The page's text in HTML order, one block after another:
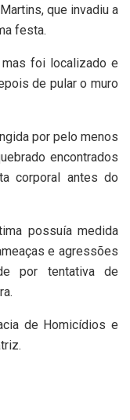
que invadiu a
festa.
foi localizado e
de pular o muro
por pelo menos
encontrados
corporal antes do
possuía medida
e agressões
por tentativa de
de Homicídios e